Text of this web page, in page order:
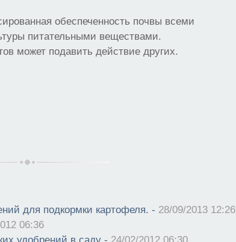
обеспеченность почвы всеми
питательными веществами.
может подавить действие других.
для подкормки картофеля. - 28/09/2013 12:26
06:36